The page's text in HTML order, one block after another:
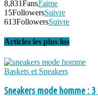
8,831FansJ'aime
15FollowersSuivre
613FollowersSuivre
Articles les plus lus
Baskets et Sneakers
Sneakers mode homme :